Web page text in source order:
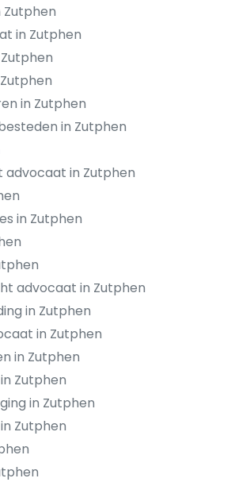
Zutphen
in Zutphen
in Zutphen
in Zutphen
advocaat in Zutphen
in Zutphen
advocaat in Zutphen
in Zutphen
in Zutphen
in Zutphen
Zutphen
in Zutphen
Zutphen